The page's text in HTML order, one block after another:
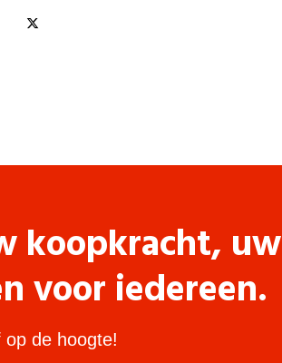
koopkracht, uw
voor iedereen.
op de hoogte!